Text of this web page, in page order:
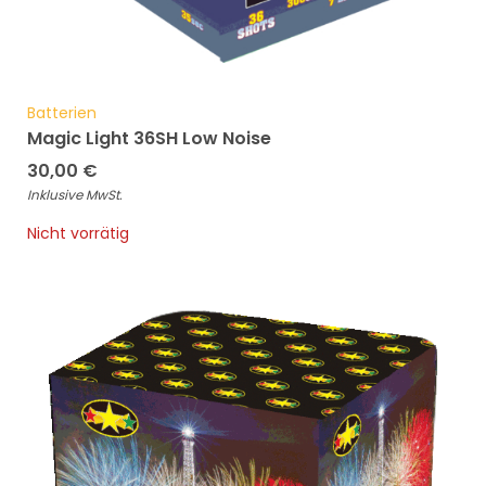
Batterien
Magic Light 36SH Low Noise
30,00 €
Inklusive MwSt.
Nicht vorrätig